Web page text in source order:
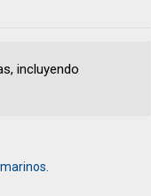
incluyendo